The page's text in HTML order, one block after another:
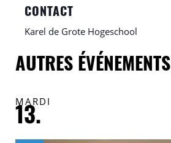
CONTACT
Karel de Grote Hogeschool
AUTRES ÉVÉNEMENTS
MARDI
13.